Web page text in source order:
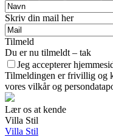
Skriv din mail her
Tilmeld
Du er nu tilmeldt – tak
Jeg accepterer
Tilmeldingen er frivillig og
vores vilkår og
Lær os at kende
Villa Stil
Villa Stil